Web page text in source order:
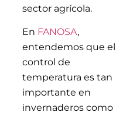
sector agrícola.
En FANOSA,
entendemos que el
control de
temperatura es tan
importante en
invernaderos como